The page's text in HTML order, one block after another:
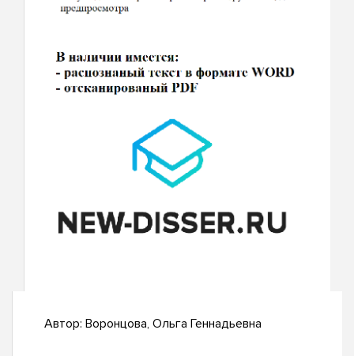
Автор: Воронцова, Ольга Геннадьевна